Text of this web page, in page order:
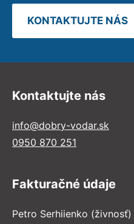
KONTAKTUJTE NÁS
Kontaktujte nás
info@dobry-vodar.sk
0950 870 251
Fakturačné údaje
Petro Serhiienko (živnosť)